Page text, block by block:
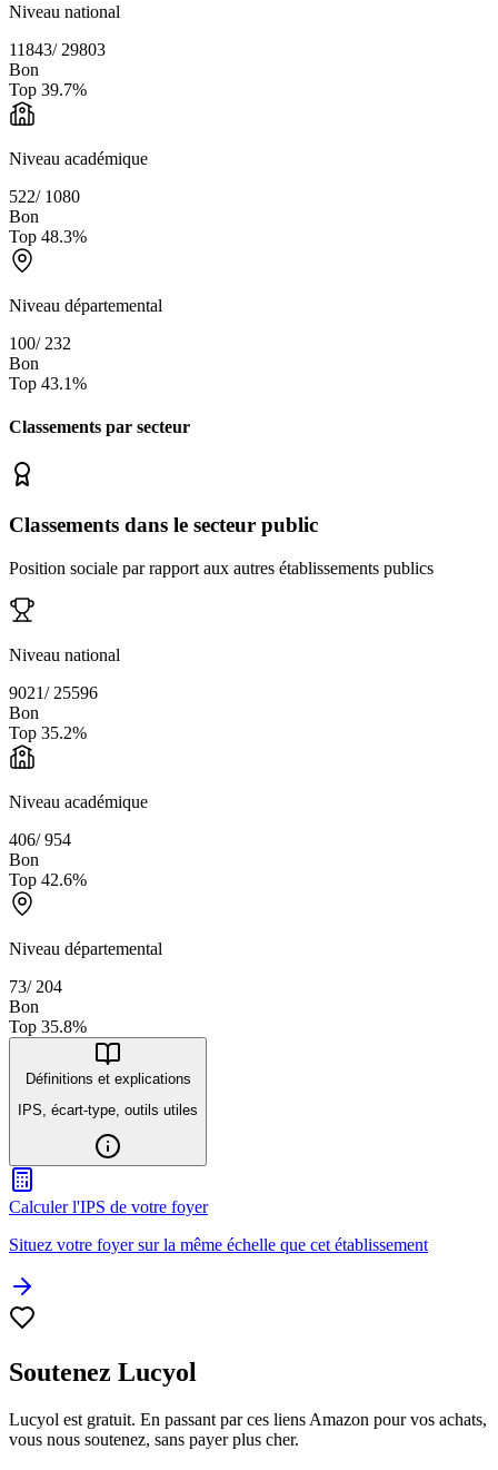
Niveau national
11843/ 29803
Bon
Top 39.7%
Niveau académique
522/ 1080
Bon
Top 48.3%
Niveau départemental
100/ 232
Bon
Top 43.1%
Classements par secteur
Classements dans le secteur public
Position sociale par rapport aux autres établissements publics
Niveau national
9021/ 25596
Bon
Top 35.2%
Niveau académique
406/954
Bon
Top 42.6%
Niveau départemental
73/ 204
Bon
Top 35.8%
Définitions et explications
IPS, écart-type, outils utiles
Calculer l'IPS de votre foyer
Situez votre foyer sur la même échelle que cet établissement
Soutenez Lucyol
Lucyol est gratuit. En passant par ces liens Amazon pour vos achats,
vous nous soutenez, sans payer plus cher.